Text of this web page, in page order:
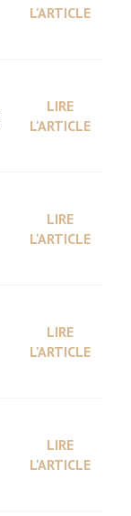
L'ARTICLE
LIRE
L'ARTICLE
LIRE
L'ARTICLE
LIRE
L'ARTICLE
LIRE
L'ARTICLE